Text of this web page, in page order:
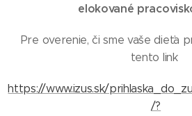
elokované
Pre overenie, či sme vaše dieťa
tento link
https://www.izus.sk/
/?